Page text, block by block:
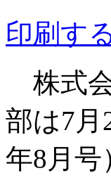
印刷す
株式
部は7月
年8月